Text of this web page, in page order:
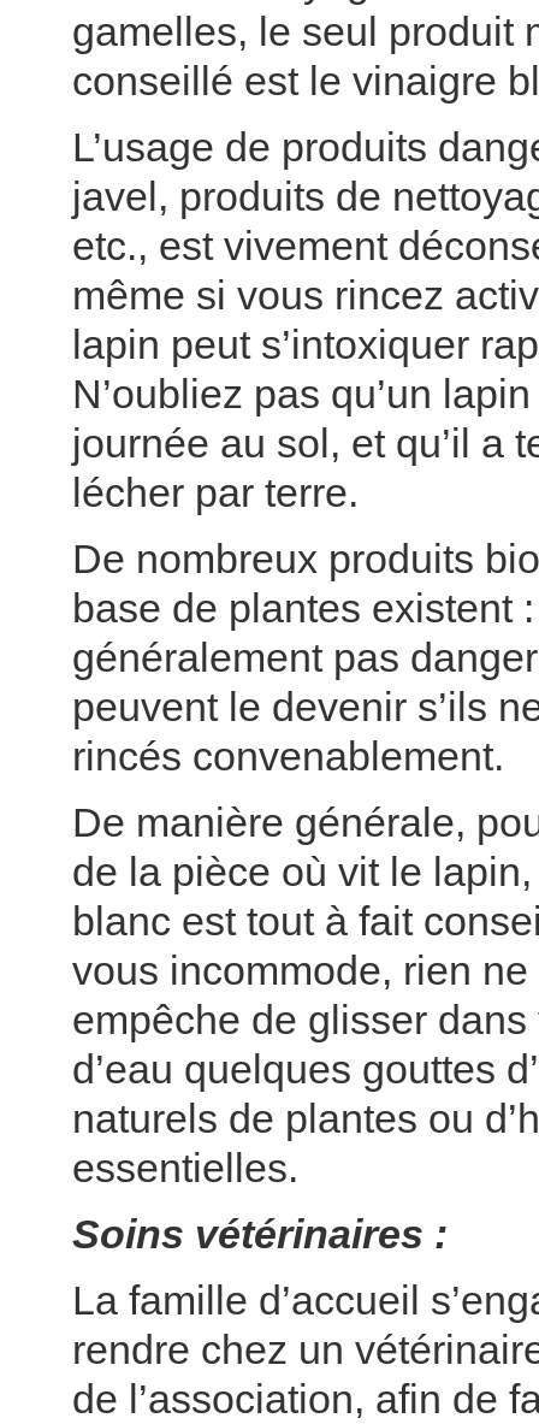
gamelles, le seul produit
conseillé est le vinaigre
L’usage de produits
javel, produits de
etc., est vivement
même si vous rincez
lapin peut s’intoxiquer
N’oubliez pas qu’un
journée au sol, et qu’il a
lécher par terre.
De nombreux produits
base de plantes existent
généralement pas
peuvent le devenir s’ils
rincés convenablement.
De manière générale,
de la pièce où vit le
blanc est tout à fait
vous incommode, rien ne
empêche de glisser
d’eau quelques gouttes
naturels de plantes ou
essentielles.
Soins vétérinaires :
La famille d’accueil
rendre chez un
de l’association, afin de